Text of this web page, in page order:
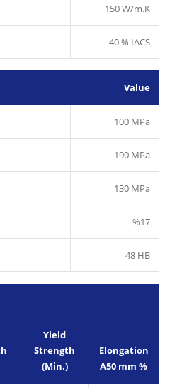
150 W/m.K
40 % IACS
Value
100 MPa
190 MPa
130 MPa
%17
48 HB
Yield
Strength
(Min.)
Elongation
A50 mm %